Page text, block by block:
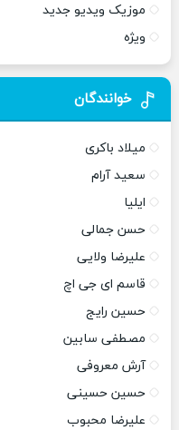
موزیک ویدیو جدید
ویژه
خوانندگان
میلاد باکری
سعید آرام
ایلیا
حسن جمالی
علیرضا ولایی
قاسم ای جی اچ
حسین رایج
مصطفی سابین
آرش معروفی
حسین حسینی
علیرضا محبوب